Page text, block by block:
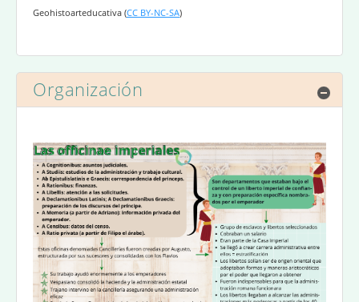
Geohistoarteducativa (CC BY-NC-SA)
Organización